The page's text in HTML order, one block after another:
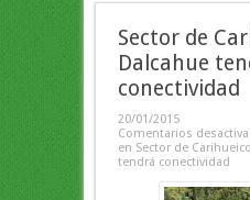
Sector de
Dalcahue
conectividad
20/01/2015
Comentarios
en Sector de
tendrá conectividad